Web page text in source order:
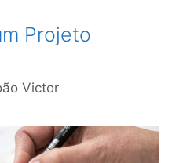
Projeto
Victor